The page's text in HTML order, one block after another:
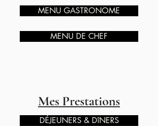
MENU GASTRONOME
MENU DE CHEF
Mes Prestations
DÉJEUNERS & DîNERS